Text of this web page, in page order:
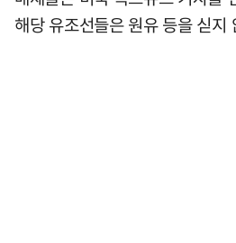
해당 유조선들은 원유 등을 싣지